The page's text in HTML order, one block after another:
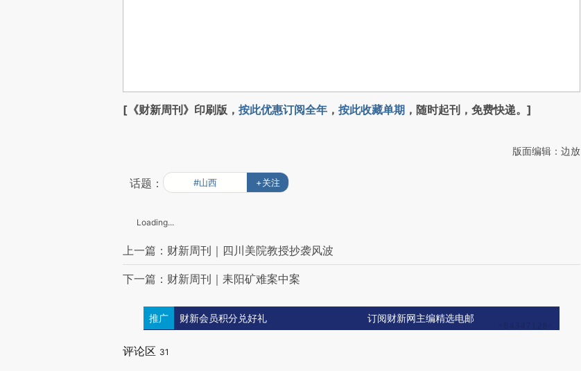
[《财新周刊》印刷版， 按此优惠订阅全年 ， 按此收藏单期 ，随时起刊，免费快递。]
版面编辑：边放
话题： #山西 +关注
Loading...
上一篇：财新周刊｜四川美院教授抄袭风波
下一篇：财新周刊｜耒阳矿难案中案
推广 财新会员积分兑好礼 订阅财新网主编精选电邮
评论区 31